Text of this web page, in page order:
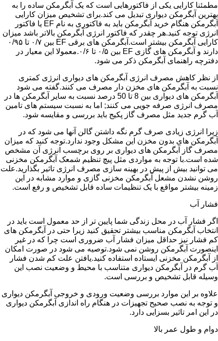
مطمئنا کارایی یکی از فاکتورهایی است که یک آبگرمکن ساده را به
بهترین آبگرمکن دیواری تبدیل می کند.برای تشخیص میزان کارایی
آبگرمکن هنگام خرید آبگرمکن باید به فاکتوری به نام EF یا فاکتور
انرژی توجه کنید.هر چقدر که فاکتور انرژی آبگرمکن بالاتر باشد میزان
کارایی آبگرمکن بیشتر است.آبگرمکن های برقی EF بین ۰/۷ تا ۰/۹۵
دارند و آبگرمکن های گازی EF بین ۰/۵ تا ۰/۶.معمولا این معیار در
دفترچه راهنمای آبگرمکن ذکر می شود.
از نظر کاهش مصرف انرژی آبگرمکن های دیواری انرژی کمتری
نسبت به آبگرمکن های مخزن دار مصرف می کنند.گفته می شود
آبگرمکن های دیواری بین 8 تا 50 درصد نسبت به سایر آبگرمکن ها در
مصرف انرژی صرفه جویی می کنند; اما به نسبت سیستم های تامین
آب گرم جدید مثل مصرف گاز پکیج باید بررسی و مقایسه شود.
زیرا انرژی زیادی صرف گرم نگه داشتن گالن آنها می شود که در
آبگرمکن های بدون مخزن این مشکل وجود ندارد.توجه کنید که میزان
مصرف گاز آبگرمکن های دیواری بر روی برچسب انرژی آن مشخص
شده است.با توجه به مواردی مثل پیچ تنظیم شمعک آبگرمکن مخزنی
می توانید بیش از پیش در بهینه سازی مصرف انرژی تاثیر بگذارید.علت
روشن نشدن مشعل آبگرمکن مخزنی گازی و موارد مشابه در این
زمینه بیشتر مواقع با یک تنظیمات ساده قابل تشخیص و رفع است.
فشار آب
اگر فشار آب در محل زندگی شما پایین تر از حد معمول است باید در
انتخاب آبگرمکن مناسب بیشتر تحقیق کنید زیرا حتی در آبگرمکن های
کم فشار نیز حداقل میزان فشار آب ضروری است چرا که در غیر
اینصورت آبگرمکن روشن نمی شود.توصیه می شود در صورت امکان
از آبگرمکن مخزنی ایستاده استفاده کنید.یافتن علت کم شدن فشار
آب گرم در آبگرمکن دیواری متناسب با محیط و وضعیت نصب این
وسیله قابل تشخیص و بررسی است.
علاوه بر این موارد بررسی وضعیت ورودی و خروجی آبگرمکن دیواری
و توجه به نصب صحیح تجهیزات در هنگام راه اندازی آبگرمکن دیواری
در این امر تاثیر بسزایی دارد.
دوام و طول عمر بالا